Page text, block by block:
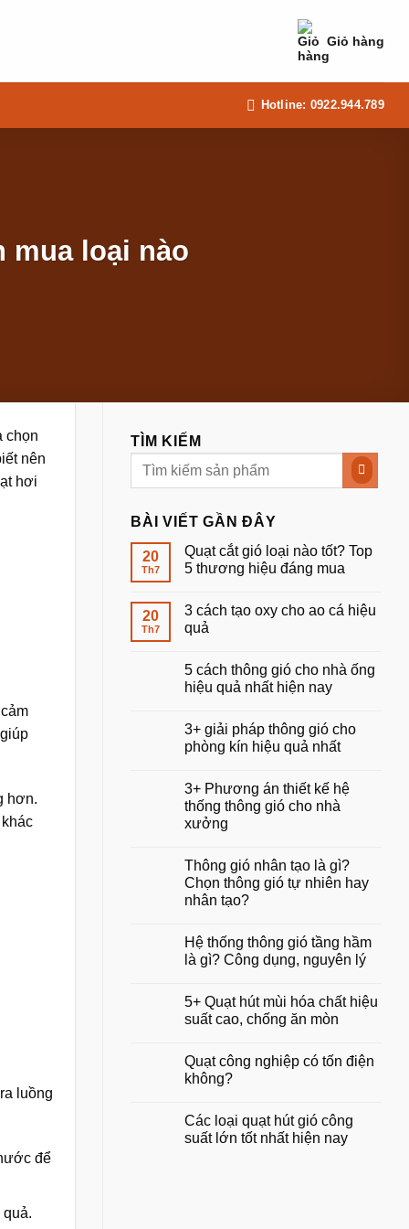
Giỏ hàng
Hotline: 0922.944.789
mua loại nào
chọn
nên
hơi
hơn.
luồng
để
TÌM KIẾM
BÀI VIẾT GẦN ĐÂY
20
Th7
Quạt cắt gió loại nào tốt? Top
5 thương hiệu đáng mua
bình
luận
ở
gió
loại
nào
5
thương
hiệu
20
Th7
3 cách tạo oxy cho ao cá hiệu
quả
bình
luận
ở
tạo
oxy
cho
hiệu
quả
5 cách thông gió cho nhà ống
hiệu quả nhất hiện nay
bình
luận
ở
thông
gió
cho
nhà
quả
nhất
hiện
nay
3+ giải pháp thông gió cho
phòng kín hiệu quả nhất
bình
luận
ở
3+
thông
gió
cho
phòng
kín
nhất
3+ Phương án thiết kế hệ
thống thông gió cho nhà
xưởng
bình
luận
ở
3+
thiết
kế
hệ
gió
cho
nhà
Thông gió nhân tạo là gì?
Chọn thông gió tự nhiên hay
nhân tạo?
bình
luận
ở
nhân
là
thông
gió
tự
nhân
Hệ thống thông gió tầng hầm
là gì? Công dụng, nguyên lý
bình
luận
ở
thông
gió
tầng
gì?
Công
dụng,
5+ Quạt hút mùi hóa chất hiệu
suất cao, chống ăn mòn
bình
luận
ở
hút
hóa
Quạt công nghiệp có tốn điện
không?
bình
luận
ở
Các loại quạt hút gió công
suất lớn tốt nhất hiện nay